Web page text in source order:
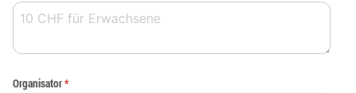
Organisator*